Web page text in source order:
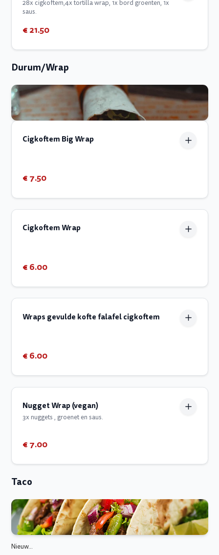
28x cigkoftem,4x tortilla wrap, 1x bord groenten, 1x
saus.
€ 21.50
Durum/Wrap
Cigkoftem Big Wrap
€ 7.50
Cigkoftem Wrap
€ 6.00
Wraps gevulde kofte falafel cigkoftem
€ 6.00
Nugget Wrap (vegan)
3x nuggets , groenet en saus.
€ 7.00
Taco
Nieuw...